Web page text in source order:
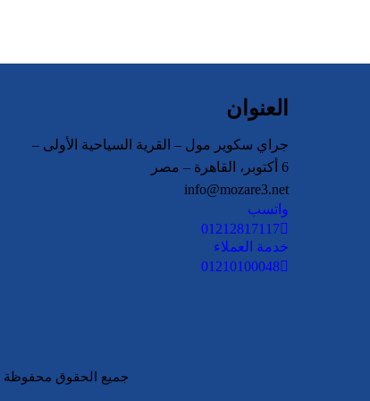
العنوان
جراي سكوير مول – القرية السياحية الأولى –
6 أكتوبر، القاهرة – مصر
info@mozare3.net
واتسب
01212817117
خدمة العملاء
01210100048
© 2024. جميع الحقوق محفوظة